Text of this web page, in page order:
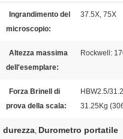
Ingrandimento del
microscopio:
37.5X, 75X
Altezza massima
dell'esemplare:
Rockwell:
Forza Brinell di
prova della scala:
HBW2.5/
31.25Kg
, Durometro portatile